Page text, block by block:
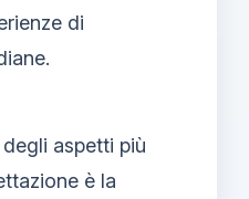
di
aspetti più
è la